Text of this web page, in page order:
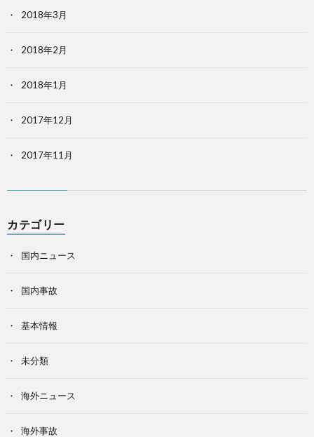
2018年3月
2018年2月
2018年1月
2017年12月
2017年11月
カテゴリー
国内ニュース
国内事故
基本情報
未分類
海外ニュース
海外事故